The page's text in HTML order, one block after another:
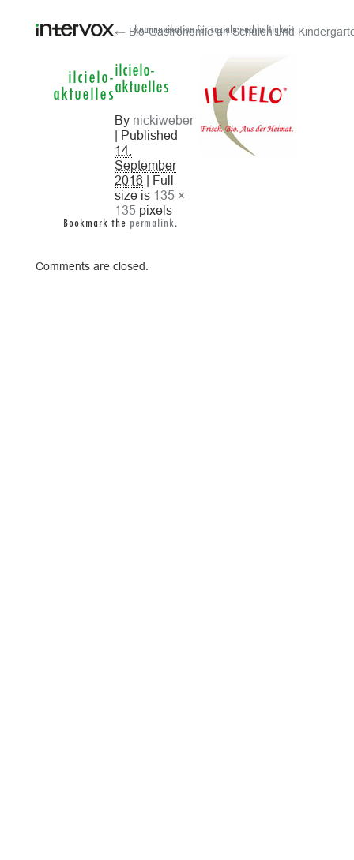
ilcielo-
aktuelles
kommunikation für soziale nachhaltigkeit
← Bio-Gastronomie an Schulen und
ilcielo-
aktuelles
By nickiweber
| Published
14.
September
2016 | Full
size is 135 ×
135 pixels
Bookmark the permalink.
Comments are closed.